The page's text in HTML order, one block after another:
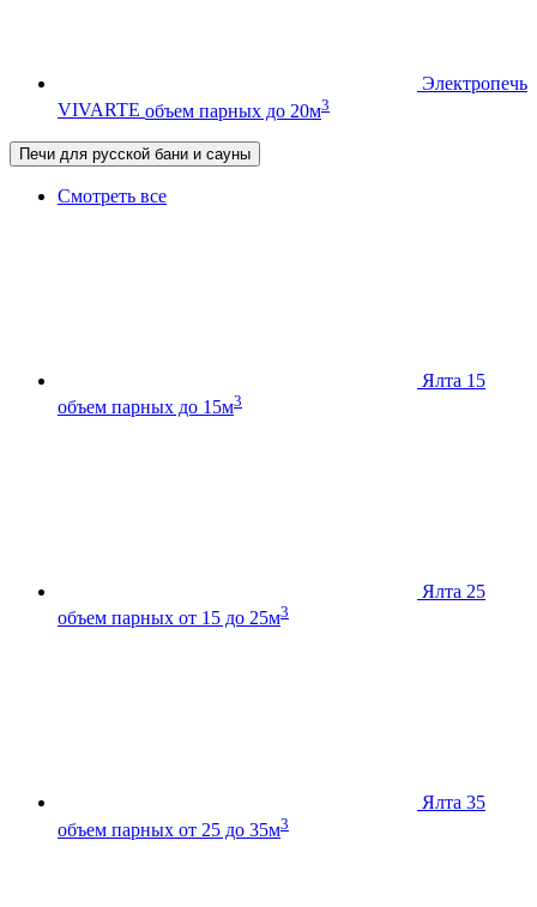
Электропечь
VIVARTE объем парных до 20м3
Печи для русской бани и сауны
Смотреть все
Ялта 15
объем парных до 15м3
Ялта 25
объем парных от 15 до 25м3
Ялта 35
объем парных от 25 до 35м3